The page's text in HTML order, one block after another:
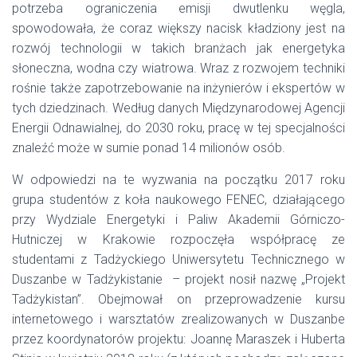
potrzeba ograniczenia emisji dwutlenku węgla,
spowodowała, że coraz większy nacisk kładziony jest na
rozwój technologii w takich branżach jak energetyka
słoneczna, wodna czy wiatrowa. Wraz z rozwojem techniki
rośnie także zapotrzebowanie na inżynierów i ekspertów w
tych dziedzinach. Według danych Międzynarodowej Agencji
Energii Odnawialnej, do 2030 roku, pracę w tej specjalności
znaleźć może w sumie ponad 14 milionów osób.
W odpowiedzi na te wyzwania na początku 2017 roku
grupa studentów z koła naukowego FENEC, działającego
przy Wydziale Energetyki i Paliw Akademii Górniczo-
Hutniczej w Krakowie rozpoczęła współpracę ze
studentami z Tadżyckiego Uniwersytetu Technicznego w
Duszanbe w Tadżykistanie – projekt nosił nazwę „Projekt
Tadżykistan”. Obejmował on przeprowadzenie kursu
internetowego i warsztatów zrealizowanych w Duszanbe
przez koordynatorów projektu: Joannę Maraszek i Huberta